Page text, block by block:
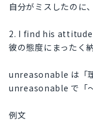
自分がミスしたのに
2. I find his
彼の態度にまったく
unreasonable は「
unreasonable で「
例文